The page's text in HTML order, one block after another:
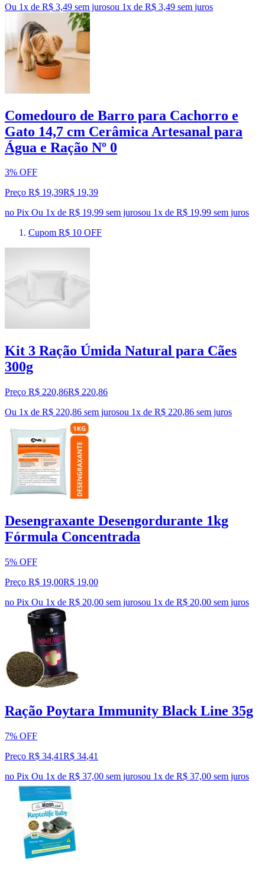
Ou 1x de R$ 3,49 sem jurosou 1x de R$ 3,49 sem juros
Comedouro de Barro para Cachorro e
Gato 14,7 cm Cerâmica Artesanal para
Água e Ração Nº 0
3% OFF
Preço R$ 19,39R$ 19,39
no Pix Ou 1x de R$ 19,99 sem jurosou 1x de R$ 19,99 sem juros
Cupom R$ 10 OFF
Kit 3 Ração Úmida Natural para Cães
300g
Preço R$ 220,86R$ 220,86
Ou 1x de R$ 220,86 sem jurosou 1x de R$ 220,86 sem juros
Desengraxante Desengordurante 1kg
Fórmula Concentrada
5% OFF
Preço R$ 19,00R$ 19,00
no Pix Ou 1x de R$ 20,00 sem jurosou 1x de R$ 20,00 sem juros
Ração Poytara Immunity Black Line 35g
7% OFF
Preço R$ 34,41R$ 34,41
no Pix Ou 1x de R$ 37,00 sem jurosou 1x de R$ 37,00 sem juros